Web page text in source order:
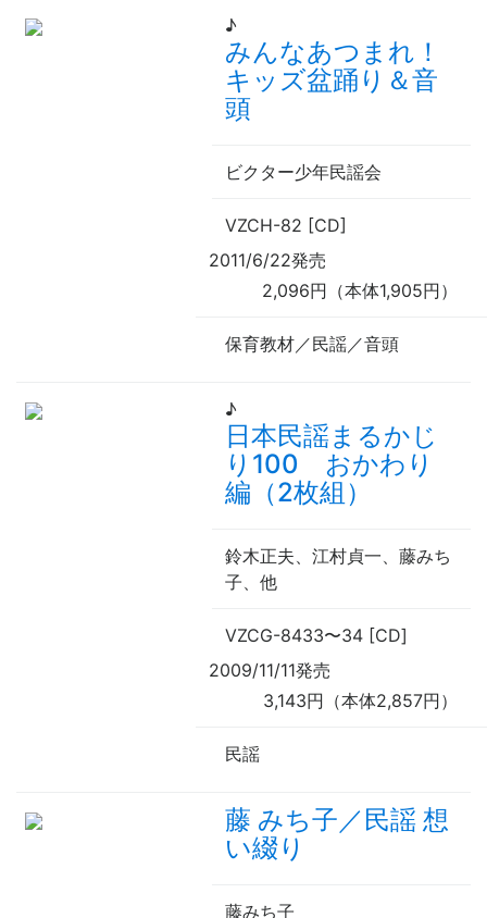
♪
みんなあつまれ！
キッズ盆踊り＆音
頭
ビクター少年民謡会
VZCH-82 [CD]
2011/6/22発売
2,096円（本体1,905円）
保育教材／民謡／音頭
♪
日本民謡まるかじ
り100 おかわり
編（2枚組）
鈴木正夫、江村貞一、藤みち
子、 他
VZCG-8433〜34 [CD]
2009/11/11発売
3,143円（本体2,857円）
民謡
藤 みち子／民謡 想
い綴り
藤みち子